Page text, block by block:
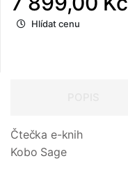
Hlídat cenu
Čtečka e-knih
Kobo Sage